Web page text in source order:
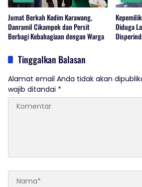
Jumat Berkah Kodim Karawang,
Danramil Cikampek dan Persit
Berbagi Kebahagiaan dengan Warga
Diduga
Tinggalkan Balasan
Alamat email Anda tidak akan
wajib ditandai *